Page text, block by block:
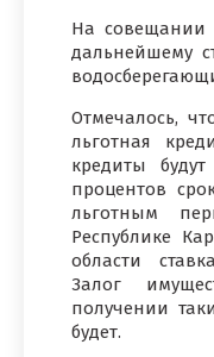
На совещании
дальнейшему
Отмечалось,
льготная
кредиты
процентов
льготным
Республике
области
Залог
получении
будет.